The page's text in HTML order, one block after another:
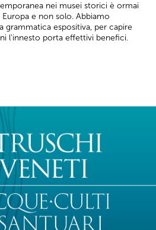
nei musei storici è ormai
e non solo. Abbiamo
grammatica espositiva, per capire
l'innesto porta effettivi benefici.